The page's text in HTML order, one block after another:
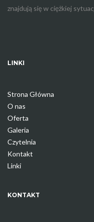
znajdują się w ciężkiej
LINKI
Strona Główna
O nas
Oferta
Galeria
Czytelnia
Kontakt
Linki
KONTAKT